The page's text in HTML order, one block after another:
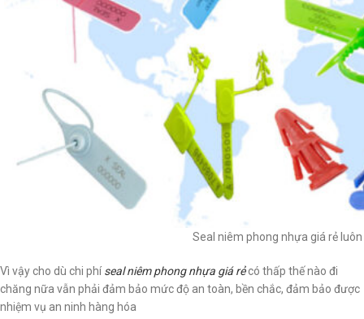
Seal niêm phong nhựa giá rẻ
Vì vậy cho dù chi phíseal niêm phong nhựa giá rẻcó thấp thế nào đi
chăng nữa vẫn phải đảm bảo mức độ an toàn, bền chắc, đảm bảo được
nhiệm vụ an ninh hàng hóa